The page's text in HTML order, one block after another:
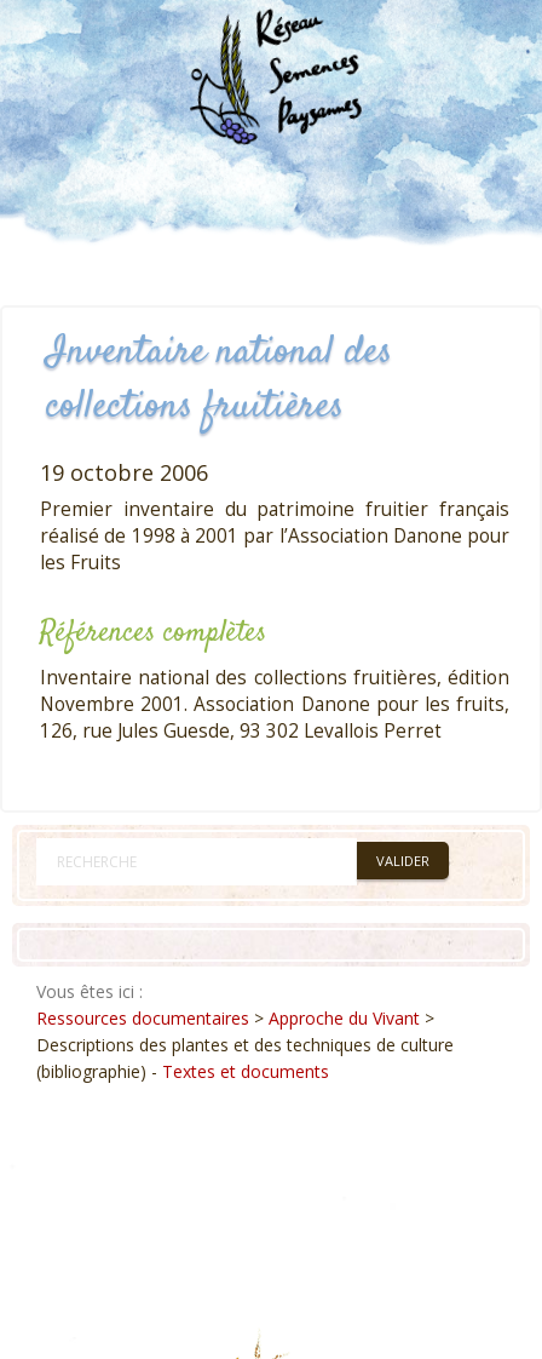
Inventaire national des
collections fruitières
19 octobre 2006
Premier inventaire du patrimoine fruitier français
réalisé de 1998 à 2001 par l’Association Danone pour
les Fruits
Références complètes
Inventaire national des collections fruitières, édition
Novembre 2001. Association Danone pour les fruits,
126, rue Jules Guesde, 93 302 Levallois Perret
Vous êtes ici :
Ressources documentaires > Approche du Vivant >
Descriptions des plantes et des techniques de culture
(bibliographie) - Textes et documents